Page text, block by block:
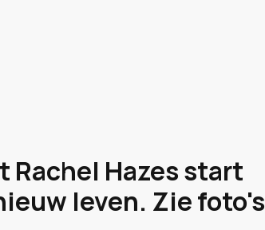
Rachel Hazes start
leven. Zie foto's